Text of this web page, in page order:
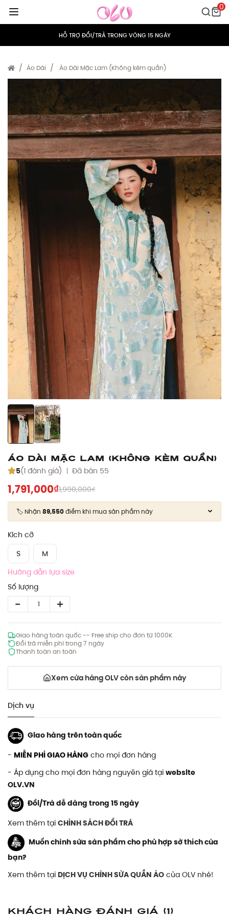
0
MIỄN PHÍ VẬN CHUYỂN CHO MỌI ĐƠN HÀNG
HỖ TRỢ ĐỔI/TRẢ TRONG VÒNG 15 NGÀY
MIỄN PHÍ VẬN CHUYỂN CHO MỌI ĐƠN HÀNG
HỖ TRỢ ĐỔI/TRẢ TRONG VÒNG 15 NGÀY
TÍCH ĐIỂM 5% CHO MỌI ĐƠN HÀNG
Áo Dài Áo Dài Mặc Lam (Không kèm quần)
Áo Dài Mặc Lam (Không kèm quần)
5(1 đánh giá) Đã bán 55
1,791,000₫1,990,000₫
🏷️ Nhận 89,550điểm khi mua sản phẩm này
Kích cỡ
S
M
Hướng dẫn lựa size
Số lượng
Giao hàng toàn quốc -- Free ship cho đơn từ 1000K
Đổi trả miễn phí trong 7 ngày
Thanh toán an toàn
Xem cửa hàng OLV còn sản phẩm này
Dịch vụ
Giao hàng trên toàn quốc
- MIỄN PHÍ GIAO HÀNG cho mọi đơn hàng
- Áp dụng cho mọi đơn hàng nguyên giá tại website
OLV.VN
Đổi/Trả dễ dàng trong 15 ngày
Xem thêm tại CHÍNH SÁCH ĐỔI TRẢ
Muốn chỉnh sửa sản phẩm cho phù hợp sở thích của
bạn?
Xem thêm tại DỊCH VỤ CHỈNH SỬA QUẦN ÁO của OLV nhé!
Khách hàng đánh giá (1)